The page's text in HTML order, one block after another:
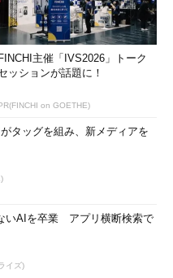
FINCHI主催「IVS2026」トーク
ッションが話題に！
on GOETHE)
タッグを組み、新メディアを
いAIを卒業 アプリ横断検索で
イズ)